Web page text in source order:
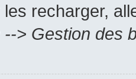
recharger,
> Gestion des